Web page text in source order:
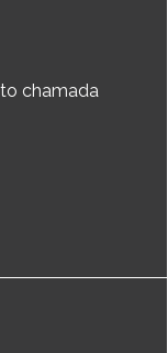
chamada